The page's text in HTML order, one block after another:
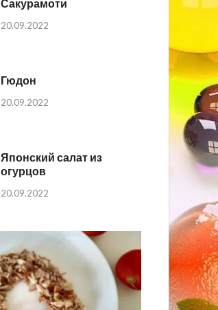
Сакурамоти
20.09.2022
Гюдон
20.09.2022
Японский салат из
огурцов
20.09.2022